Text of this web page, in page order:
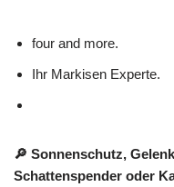
four and more.
Ihr Markisen Experte.
🔎 Sonnenschutz,
Schattenspender oder